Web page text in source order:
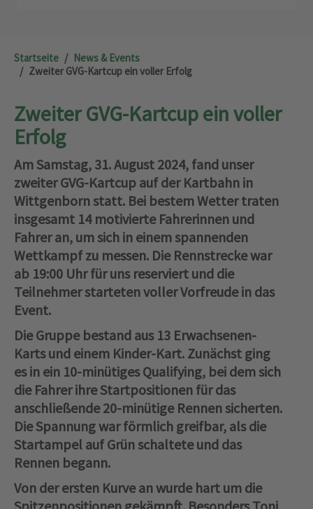
Startseite
News & Events
Zweiter GVG-Kartcup ein voller Erfolg
Zweiter GVG-Kartcup ein voller
Erfolg
Am Samstag, 31. August 2024, fand unser
zweiter GVG-Kartcup auf der Kartbahn in
Wittgenborn statt. Bei bestem Wetter traten
insgesamt 14 motivierte Fahrerinnen und
Fahrer an, um sich in einem spannenden
Wettkampf zu messen. Die Rennstrecke war
ab 19:00 Uhr für uns reserviert und die
Teilnehmer starteten voller Vorfreude in das
Event.
Die Gruppe bestand aus 13 Erwachsenen-
Karts und einem Kinder-Kart. Zunächst ging
es in ein 10-minütiges Qualifying, bei dem sich
die Fahrer ihre Startpositionen für das
anschließende 20-minütige Rennen sicherten.
Die Spannung war förmlich greifbar, als die
Startampel auf Grün schaltete und das
Rennen begann.
Von der ersten Kurve an wurde hart um die